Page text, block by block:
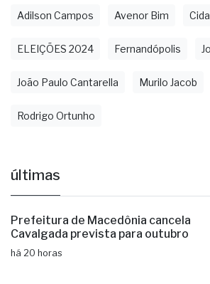
Adilson Campos Avenor Bim
ELEIÇÕES 2024 Fernandópolis
João Paulo Cantarella Murilo Jacob
Rodrigo Ortunho
últimas
Prefeitura de Macedônia cancela
Cavalgada prevista para outubro
há 20 horas